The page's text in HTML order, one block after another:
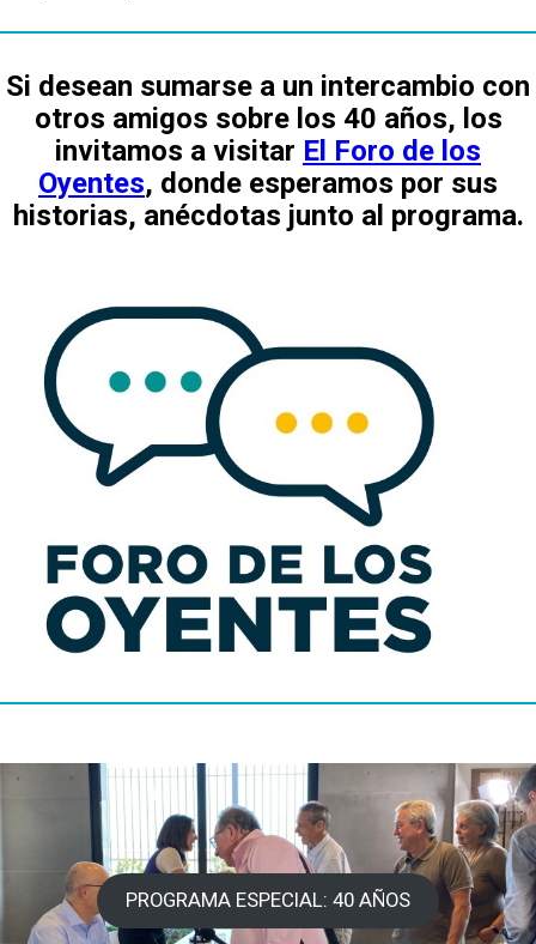
Si desean sumarse a un intercambio con
otros amigos sobre los 40 años, los
invitamos a visitar El Foro de los
Oyentes, donde esperamos por sus
historias, anécdotas junto al programa.
PROGRAMA ESPECIAL: 40 AÑOS